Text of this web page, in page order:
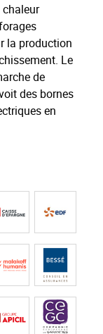
chaleur
la production
Le
de
des bornes
en